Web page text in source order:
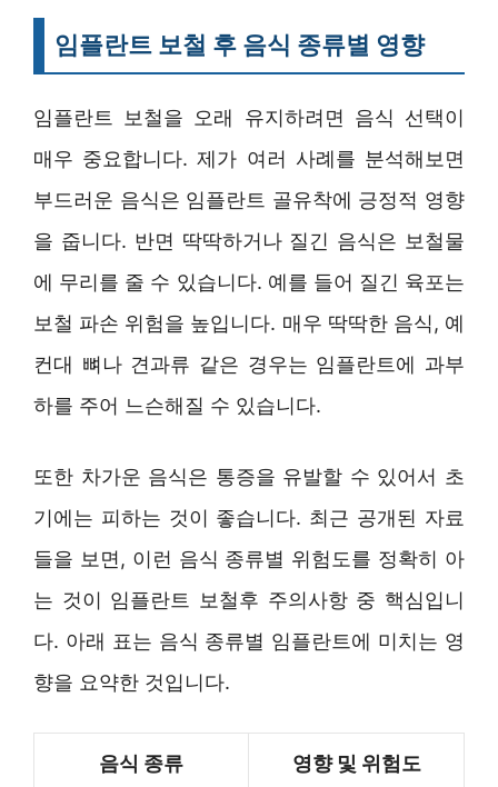
임플란트 보철 후 음식 종류별 영향
임플란트 보철을 오래 유지하려면 음식 선택이
매우 중요합니다. 제가 여러 사례를 분석해보면
부드러운 음식은 임플란트 골유착에 긍정적 영향
을 줍니다. 반면 딱딱하거나 질긴 음식은 보철물
에 무리를 줄 수 있습니다. 예를 들어 질긴 육포는
보철 파손 위험을 높입니다. 매우 딱딱한 음식, 예
컨대 뼈나 견과류 같은 경우는 임플란트에 과부
하를 주어 느슨해질 수 있습니다.
또한 차가운 음식은 통증을 유발할 수 있어서 초
기에는 피하는 것이 좋습니다. 최근 공개된 자료
들을 보면, 이런 음식 종류별 위험도를 정확히 아
는 것이 임플란트 보철후 주의사항 중 핵심입니
다. 아래 표는 음식 종류별 임플란트에 미치는 영
향을 요약한 것입니다.
음식 종류 영향 및 위험도